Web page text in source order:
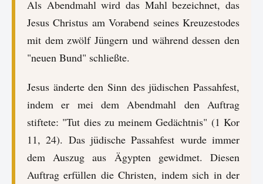
Als Abendmahl wird das Mahl bezeichnet, das
Jesus Christus am Vorabend seines Kreuzestodes
mit dem zwölf Jüngern und während dessen den
"neuen Bund" schließte.
Jesus änderte den Sinn des jüdischen Passahfest,
indem er mei dem Abendmahl den Auftrag
stiftete: "Tut dies zu meinem Gedächtnis" (1 Kor
11, 24). Das jüdische Passahfest wurde immer
dem Auszug aus Ägypten gewidmet. Diesen
Auftrag erfüllen die Christen, indem sich in der